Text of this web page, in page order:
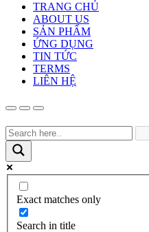
TRANG CHỦ
ABOUT US
SẢN PHẨM
ỨNG DỤNG
TIN TỨC
TERMS
LIÊN HỆ
Exact matches only
Search in title